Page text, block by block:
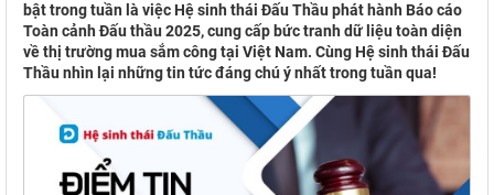
bật trong tuần là việc Hệ sinh thái Đấu Thầu phát hành Báo cáo
Toàn cảnh Đấu thầu 2025, cung cấp bức tranh dữ liệu toàn diện
về thị trường mua sắm công tại Việt Nam. Cùng Hệ sinh thái Đấu
Thầu nhìn lại những tin tức đáng chú ý nhất trong tuần qua!